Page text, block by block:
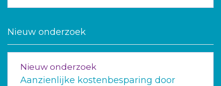
Nieuw onderzoek
Nieuw onderzoek
Aanzienlijke kostenbesparing door